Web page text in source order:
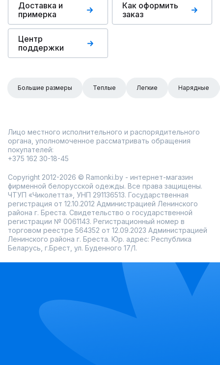
Доставка и
примерка
Как оформить
заказ
Центр
поддержки
Большие размеры Теплые Легкие Нарядные
Лицо местного исполнительного и распорядительного
органа, уполномоченное рассматривать обращения
покупателей:
+375 162 30-18-45
Copyright 2012-2026 © Ramonki.by - интернет-магазин
фирменной белорусской одежды. Все права защищены.
ЧТУП «Чиколетта», УНП 291136513. Государственная
регистрация от 12.10.2012 Администрацией Ленинского
района г. Бреста. Свидетельство о государственной
регистрации № 0061143. Регистрационный номер в
торговом реестре 564352 от 12.09.2023 Администрацией
Ленинского района г. Бреста. Юр. адрес: Республика
Беларусь, г.Брест, ул. Буденного 17/1.